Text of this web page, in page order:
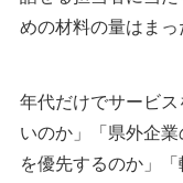
めの材料の量はまっ
年代だけでサービ
いのか」「県外企
を優先するのか」